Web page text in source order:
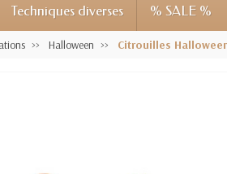
Techniques diverses % SALE %
Halloween Citrouilles